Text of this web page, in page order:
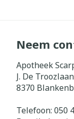
Neem
Apotheek
J. De
8370
Telefoon: 050